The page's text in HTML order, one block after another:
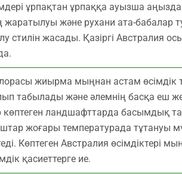
ұрпақтан ұрпаққа ауызша
жаратылуы және рухани ата-бабалар
стилін жасады. Қазіргі Австралия
жиырма мыңнан астам өсімдік
табылады және әлемнің басқа еш
көптеген ландшафттарда басымдық
жоғары температурада тұтануы
Көптеген Австралия өсімдіктері
қасиеттерге ие.